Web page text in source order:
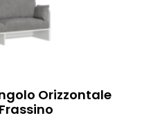
Orizzontale